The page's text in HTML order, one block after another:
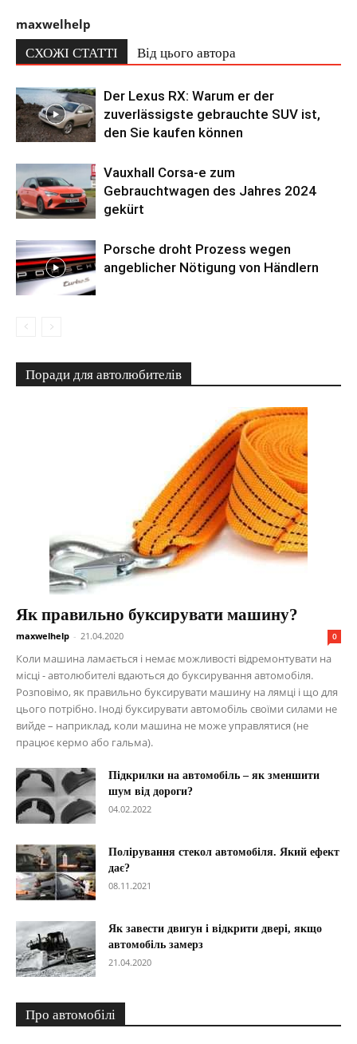
maxwelhelp
СХОЖІ СТАТТІ Від цього автора
Der Lexus RX: Warum er der
zuverlässigste gebrauchte SUV ist,
den Sie kaufen können
Vauxhall Corsa-e zum
Gebrauchtwagen des Jahres 2024
gekürt
Porsche droht Prozess wegen
angeblicher Nötigung von Händlern
Поради для автолюбителів
Як правильно буксирувати машину?
maxwelhelp - 21.04.2020 0
Коли машина ламається і немає можливості відремонтувати на
місці - автолюбителі вдаються до буксирування автомобіля.
Розповімо, як правильно буксирувати машину на лямці і що для
цього потрібно. Іноді буксирувати автомобіль своїми силами не
вийде – наприклад, коли машина не може управлятися (не
працює кермо або гальма).
Підкрилки на автомобіль – як зменшити
шум від дороги?
04.02.2022
Полірування стекол автомобіля. Який ефект
дає?
08.11.2021
Як завести двигун і відкрити двері, якщо
автомобіль замерз
21.04.2020
Про автомобілі